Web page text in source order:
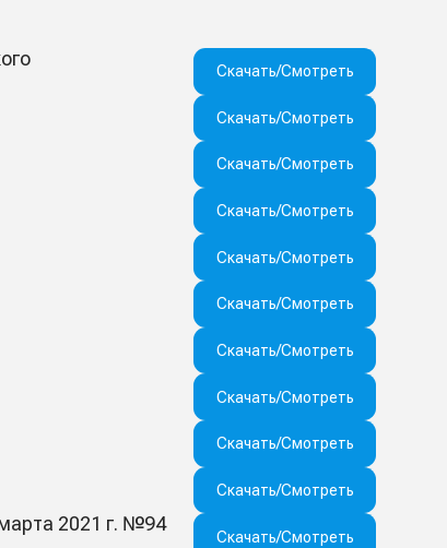
Скачать/Смотреть
Скачать/Смотреть
Скачать/Смотреть
Скачать/Смотреть
Скачать/Смотреть
Скачать/Смотреть
Скачать/Смотреть
Скачать/Смотреть
Скачать/Смотреть
Скачать/Смотреть
2021 г. №94
Скачать/Смотреть